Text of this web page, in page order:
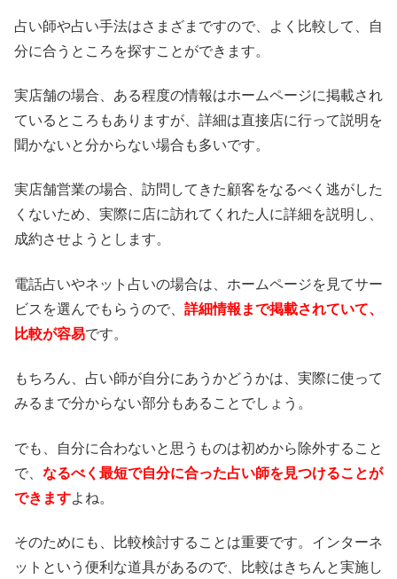
占い師や占い手法はさまざまですので、よく比較して、自
分に合うところを探すことができます。
実店舗の場合、ある程度の情報はホームページに掲載され
ているところもありますが、詳細は直接店に行って説明を
聞かないと分からない場合も多いです。
実店舗営業の場合、訪問してきた顧客をなるべく逃がした
くないため、実際に店に訪れてくれた人に詳細を説明し、
成約させようとします。
電話占いやネット占いの場合は、ホームページを見てサー
ビスを選んでもらうので、 詳細情報まで掲載されていて、
比較が容易です。
もちろん、占い師が自分にあうかどうかは、実際に使って
みるまで分からない部分もあることでしょう。
でも、自分に合わないと思うものは初めから除外すること
で、 なるべく最短で自分に合った占い師を見つけることが
できますよね。
そのためにも、比較検討することは重要です。インターネ
ットという便利な道具があるので、比較はきちんと実施し